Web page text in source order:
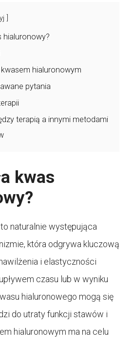
hialuronowy?
hialuronowym
pytania
terapią a innymi metodami
kwas
naturalnie występująca
która odgrywa kluczową
i elastyczności
czasu lub w wyniku
hialuronowego mogą się
do utraty funkcji stawów i
hialuronowym ma na celu